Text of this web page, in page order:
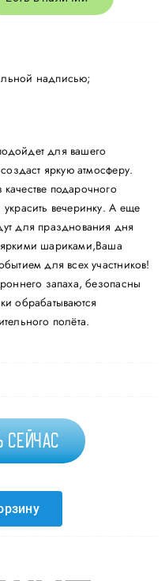
надписью;
для вашего
яркую атмосферу.
подарочного
вечеринку. А еще
для празднования дня
шариками,Ваша
для всех участников!
запаха, безопасны
обрабатываются
полёта.
сейчас